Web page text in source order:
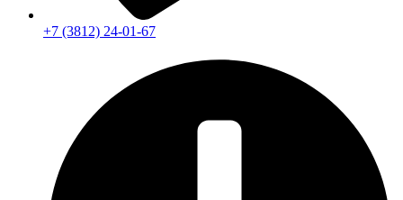
+7 (3812) 24-01-67